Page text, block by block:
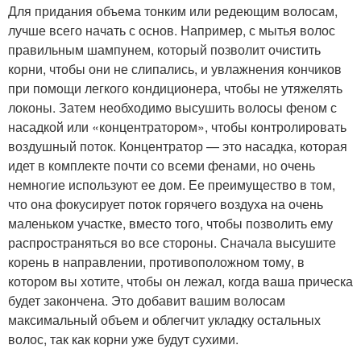
Для придания объема тонким или редеющим волосам,
лучше всего начать с основ. Например, с мытья волос
правильным шампунем, который позволит очистить
корни, чтобы они не слипались, и увлажнения кончиков
при помощи легкого кондиционера, чтобы не утяжелять
локоны. Затем необходимо высушить волосы феном с
насадкой или «концентратором», чтобы контролировать
воздушный поток. Концентратор — это насадка, которая
идет в комплекте почти со всеми фенами, но очень
немногие используют ее дом. Ее преимущество в том,
что она фокусирует поток горячего воздуха на очень
маленьком участке, вместо того, чтобы позволить ему
распространяться во все стороны. Сначала высушите
корень в направлении, противоположном тому, в
котором вы хотите, чтобы он лежал, когда ваша прическа
будет закончена. Это добавит вашим волосам
максимальный объем и облегчит укладку остальных
волос, так как корни уже будут сухими.